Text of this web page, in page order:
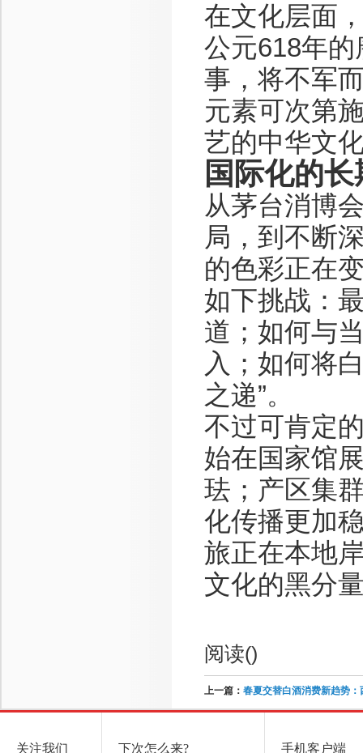
在文化层面
公元618年的
事，将不军
元素可次第
艺的中华文
国际化的
从茅台消博
局，到不断
的色彩正在
如下挑战：
道；如何与
入；如何将
之递”。
不过可肯定
始在国家馆
珐；产区集
化传播更加
旅正在本地
文化的黑分
阅读()
上一篇： 春夏交替白酒消费新趋势
关注我们 下次怎么来? 手机客户端